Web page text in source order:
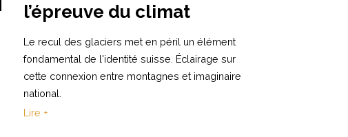
l’épreuve du climat
Le recul des glaciers met en péril un élément
fondamental de l'identité suisse. Éclairage sur
cette connexion entre montagnes et imaginaire
national.
Lire +